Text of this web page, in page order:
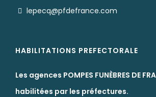
lepecq@pfdefrance.com
HABILITATIONS PREFECTORALE
Les agences POMPES FUNÈBRES DE
habilitées par les préfectures.